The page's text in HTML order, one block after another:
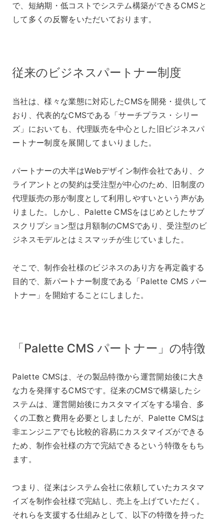
で、短納期・低コストでシステム構築ができるCMSと
して多くの反響をいただいております。
従来のビジネスパートナー制度
当社は、様々な業態に対応したCMSを開発・提供して
おり、代表的なCMSである「サーチプラス・シリー
ズ」においても、代理販売を中心とした旧ビジネスパ
ートナー制度を展開してまいりました。
パートナーの大半はWebデザイン制作会社であり、ク
ライアントとの契約は受注型が中心のため、旧制度の
代理販売の形が制度として利用しやすいという声があ
りました。しかし、Palette CMSをはじめとしたサブ
スクリプション型は月額制のCMSであり、受注型のビ
ジネスモデルとはミスマッチが生じていました。
そこで、制作会社様のビジネスのあり方を再定義する
目的で、新パートナー制度である「Palette CMS パー
トナー」を開始することにしました。
「Palette CMS パートナー」の特徴
Palette CMSは、その製品特徴から運営開始後に大き
な力を発揮するCMSです。従来のCMSで構築したシ
ステムは、運営開始後にカスタマイズをする場合、多
くの工数と費用を必要としましたが、Palette CMSは
非エンジニアでも比較的容易にカスタマイズができる
ため、制作会社様の方で完結できるという特徴をもち
ます。
つまり、従来はシステム会社に依頼していたカスタマ
イズを制作会社様で完結し、売上を上げていただく。
それらを支援する仕組みとして、以下の特徴を持った